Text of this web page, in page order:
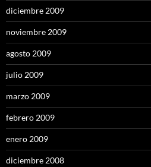
diciembre 2009
noviembre 2009
agosto 2009
julio 2009
marzo 2009
febrero 2009
enero 2009
diciembre 2008